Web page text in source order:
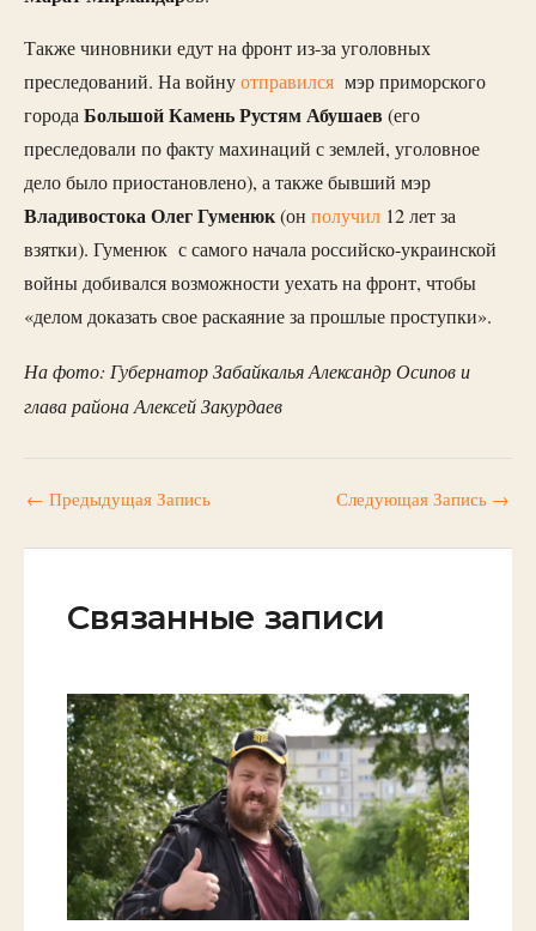
Также чиновники едут на фронт из-за уголовных
преследований. На войнуотправился мэр приморского
городаБольшой Камень Рустям Абушаев (его
преследовали по факту махинаций с землей, уголовное
дело было приостановлено), а также бывший мэр
Владивостока Олег Гуменюк(он получил 12 лет за
взятки). Гуменюк с самого начала российско-украинской
войны добивался возможности уехать на фронт, чтобы
«делом доказать свое раскаяние за прошлые проступки».
На фото: Губернатор Забайкалья Александр Осипов и
глава района Алексей Закурдаев
← Предыдущая Запись Следующая Запись →
Связанные записи